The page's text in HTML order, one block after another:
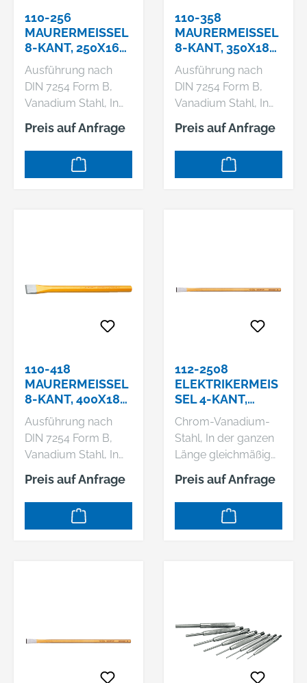
110-256
MAURERMEISSEL 8
-KANT, 250X16 M
M
Ausführung nach
DIN 7254 Form B,
Vanadium Stahl, In
der ganzen Länge
gleichmäßig
durchgehärtet und
sorgfältig
Preis auf Anfrage
110-358
MAURERMEISSEL 8
-KANT, 350X18 M
M
Ausführung nach
DIN 7254 Form B,
Vanadium Stahl, In
der ganzen Länge
gleichmäßig
durchgehärtet und
sorgfältig
Preis auf Anfrage
110-418
MAURERMEISSEL 8
-KANT, 400X18 M
M
Ausführung nach
DIN 7254 Form B,
Vanadium Stahl, In
der ganzen Länge
gleichmäßig
durchgehärtet und
sorgfältig
Preis auf Anfrage
112-2508
ELEKTRIKERMEISS
EL 4-KANT, 2
50X8X6 MM
Chrom-Vanadium-
Stahl, In der ganzen
Länge gleichmäßig
durchgehärtet und
sorgfältig
angelassen,
Schlagköpfe induktiv
Preis auf Anfrage